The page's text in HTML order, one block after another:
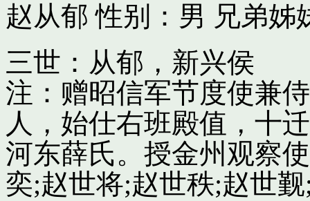
赵从郁 性别：男 兄弟姊
三世：从郁，新兴侯
注：赠昭信军节度使兼
人，始仕右班殿值，十
河东薛氏。授金州观察
奕;赵世将;赵世秩;赵世